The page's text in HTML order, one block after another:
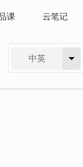
课 云笔记
中英